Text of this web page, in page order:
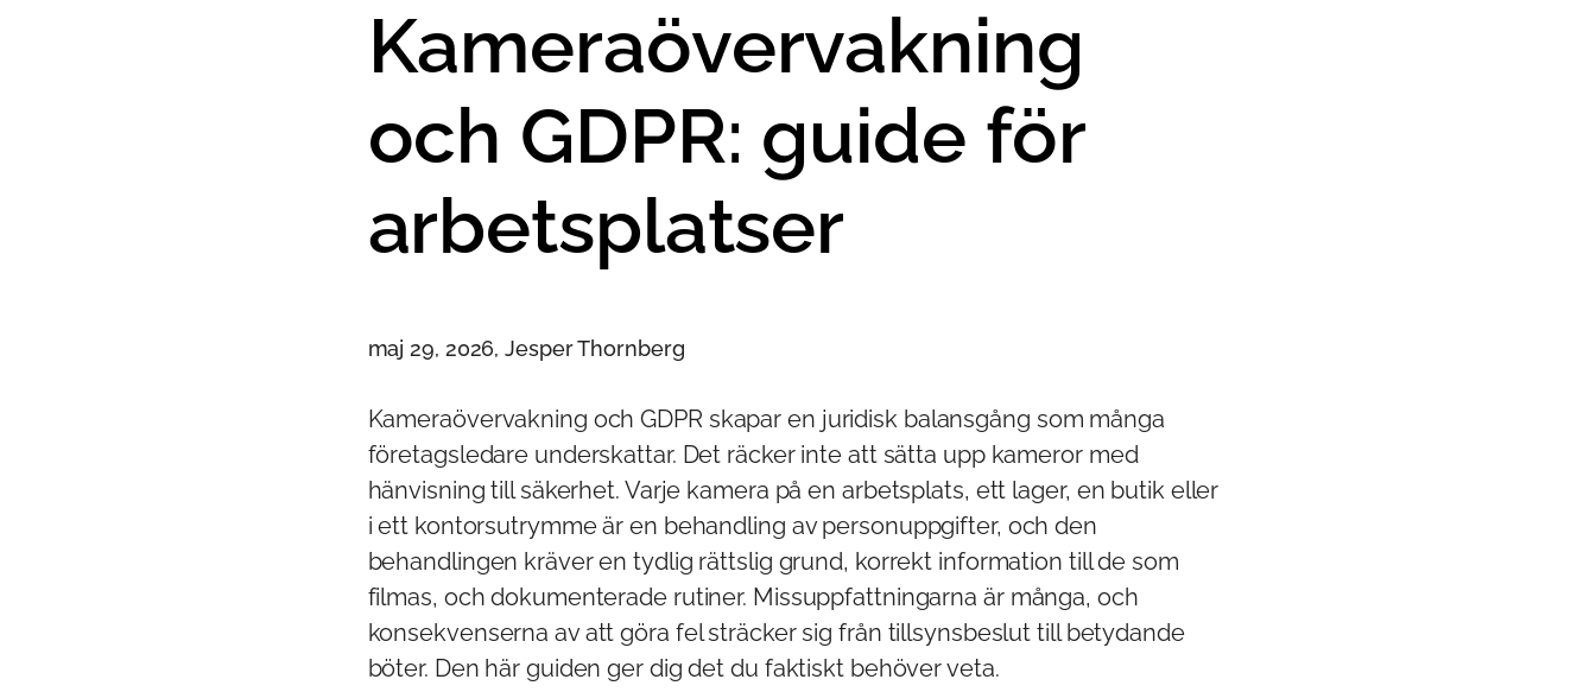
Kameraövervakning
och GDPR: guide för
arbetsplatser
maj 29, 2026, Jesper Thornberg
Kameraövervakning och GDPR skapar en juridisk balansgång som många
företagsledare underskattar. Det räcker inte att sätta upp kameror med
hänvisning till säkerhet. Varje kamera på en arbetsplats, ett lager, en butik eller
i ett kontorsutrymme är en behandling av personuppgifter, och den
behandlingen kräver en tydlig rättslig grund, korrekt information till de som
filmas, och dokumenterade rutiner. Missuppfattningarna är många, och
konsekvenserna av att göra fel sträcker sig från tillsynsbeslut till betydande
böter. Den här guiden ger dig det du faktiskt behöver veta.